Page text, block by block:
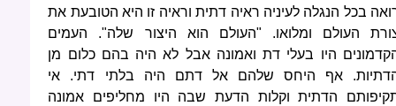
בכל הנגלה לעיניה ראיה דתית וראיה זו היא הטובעת את
העולם ומלואו. "העולם הוא היצור שלה". העמים
היו בעלי דת ואמונה אבל לא היה בהם כלום מן
אף היחס שלהם אל דתם היה בלתי דתי. אי
הדתית וקלות הדעת שבה היו מחליפים אמונה